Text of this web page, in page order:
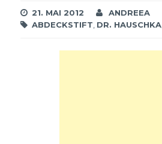
21. MAI 2012 ANDREEA
ABDECKSTIFT DR. HAUSCHKA,